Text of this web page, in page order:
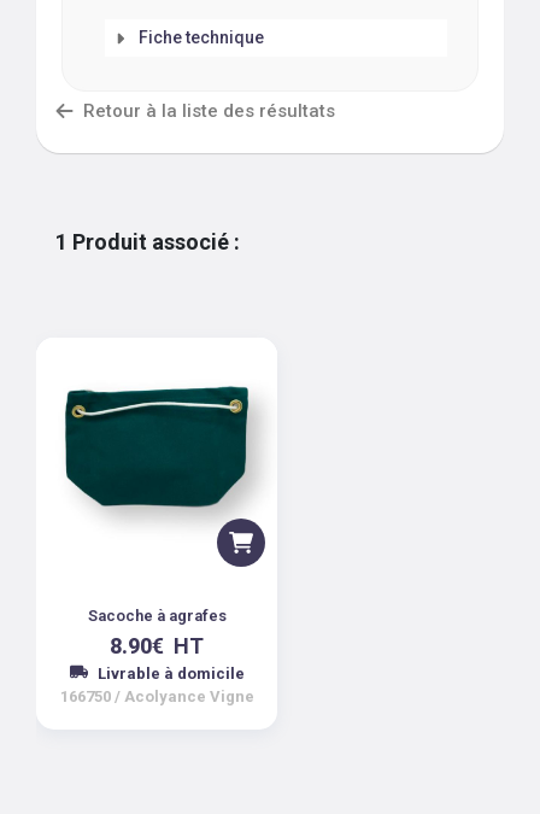
Fiche technique
Retour à la liste des résultats
1 Produit associé :
Sacoche à agrafes
8.90€ HT
Livrable à domicile
166750 / Acolyance Vigne